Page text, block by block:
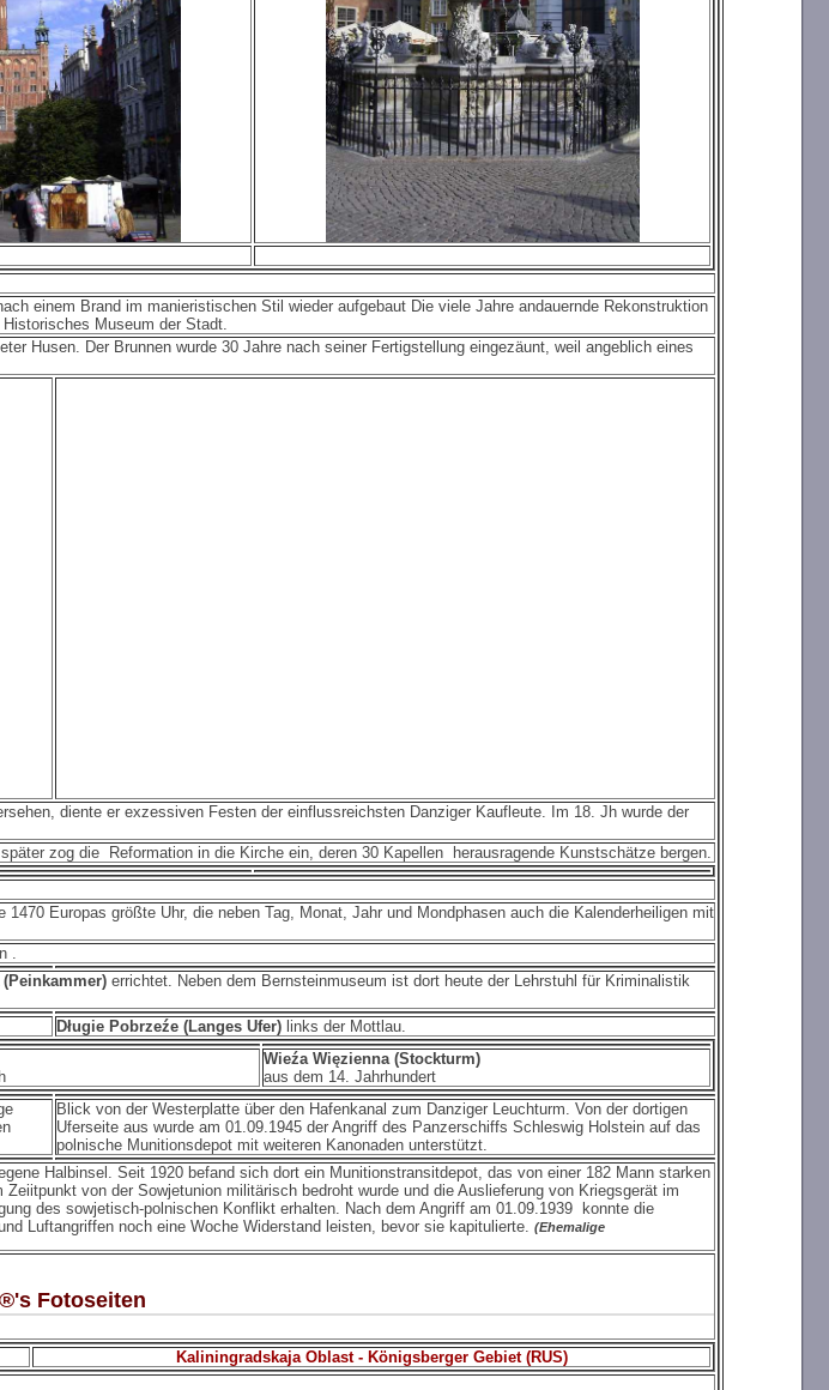
einem Brand im manieristischen Stil wieder aufgebaut Die viele Jahre andauernde Rekonstruktion
Museum der Stadt.
Husen. Der Brunnen wurde 30 Jahre nach seiner Fertigstellung eingezäunt, weil angeblich eines
diente er exzessiven Festen der einflussreichsten Danziger Kaufleute. Im 18. Jh wurde der
zog die Reformation in die Kirche ein, deren 30 Kapellen herausragende Kunstschätze bergen.
1470 Europas größte Uhr, die neben Tag, Monat, Jahr und Mondphasen auch die Kalenderheiligen mit
.
(Peinkammer) errichtet. Neben dem Bernsteinmuseum ist dort heute der Lehrstuhl für Kriminalistik
Długie Pobrzeźe (Langes Ufer) links der Mottlau.
Wieźa Więzienna (Stockturm)
aus dem 14. Jahrhundert
Blick von der Westerplatte über den Hafenkanal zum Danziger Leuchturm. Von der dortigen
Uferseite aus wurde am 01.09.1945 der Angriff des Panzerschiffs Schleswig Holstein auf das
polnische Munitionsdepot mit weiteren Kanonaden unterstützt.
Halbinsel. Seit 1920 befand sich dort ein Munitionstransitdepot, das von einer 182 Mann starken
von der Sowjetunion militärisch bedroht wurde und die Auslieferung von Kriegsgerät im
des sowjetisch-polnischen Konflikt erhalten. Nach dem Angriff am 01.09.1939 konnte die
Luftangriffen noch eine Woche Widerstand leisten, bevor sie kapitulierte. (Ehemalige
Fotoseiten
Kaliningradskaja Oblast - Königsberger Gebiet (RUS)